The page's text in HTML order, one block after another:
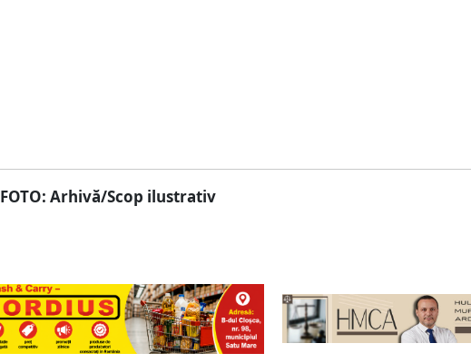
FOTO: Arhivă/Scop ilustrativ